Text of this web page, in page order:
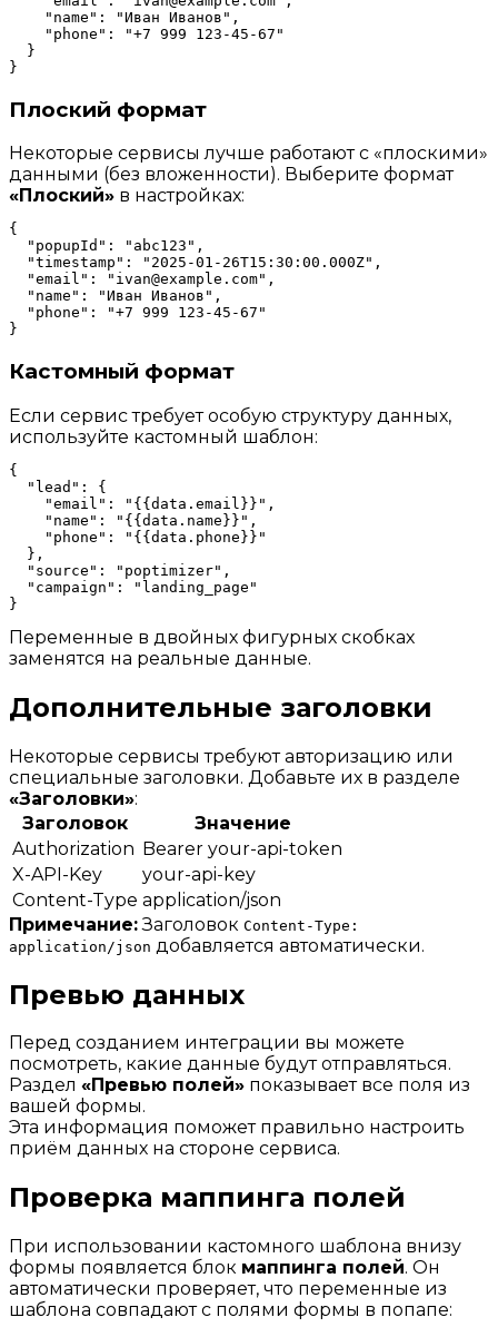
    "name": "Иван Иванов",
    "phone": "+7 999 123-45-67"
  }
Плоский формат
Некоторые сервисы лучше работают с «плоскими»
данными (без вложенности). Выберите формат
«Плоский» в настройках:
{
  "popupId": "abc123",
  "timestamp": "2025-01-26T15:30:00.000Z",
  "email": "ivan@example.com",
  "name": "Иван Иванов",
  "phone": "+7 999 123-45-67"
Кастомный формат
Если сервис требует особую структуру данных,
используйте кастомный шаблон:
{
  "lead": {
    "email": "{{data.email}}",
    "name": "{{data.name}}",
    "phone": "{{data.phone}}"
  },
  "source": "poptimizer",
  "campaign": "landing_page"
Переменные в двойных фигурных скобках
заменятся на реальные данные.
Дополнительные заголовки
Некоторые сервисы требуют авторизацию или
специальные заголовки. Добавьте их в разделе
«Заголовки»:
Заголовок
Значение
Authorization Bearer your-api-token
X-API-Key
your-api-key
Content-Type application/json
Примечание:Заголовок Content-Type:
application/json добавляется автоматически.
Превью данных
Перед созданием интеграции вы можете
посмотреть, какие данные будут отправляться.
Раздел «Превью полей» показывает все поля из
вашей формы.
Эта информация поможет правильно настроить
приём данных на стороне сервиса.
Проверка маппинга полей
При использовании кастомного шаблона внизу
формы появляется блок маппинга полей. Он
автоматически проверяет, что переменные из
шаблона совпадают с полями формы в попапе: